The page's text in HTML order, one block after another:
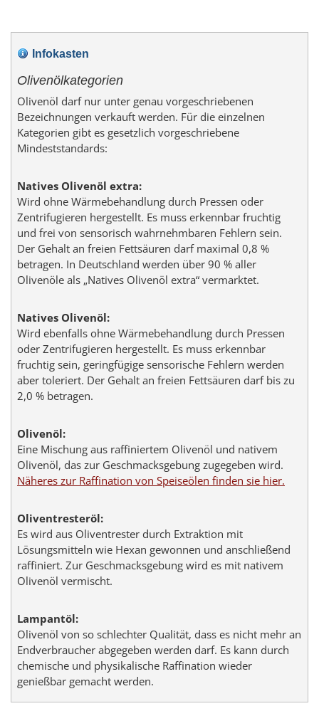
Infokasten
Olivenölkategorien
Olivenöl darf nur unter genau vorgeschriebenen
Bezeichnungen verkauft werden. Für die einzelnen
Kategorien gibt es gesetzlich vorgeschriebene
Mindeststandards:
Natives Olivenöl extra:
Wird ohne Wärmebehandlung durch Pressen oder
Zentrifugieren hergestellt. Es muss erkennbar fruchtig
und frei von sensorisch wahrnehmbaren Fehlern sein.
Der Gehalt an freien Fettsäuren darf maximal 0,8 %
betragen. In Deutschland werden über 90 % aller
Olivenöle als „Natives Olivenöl extra“ vermarktet.
Natives Olivenöl:
Wird ebenfalls ohne Wärmebehandlung durch Pressen
oder Zentrifugieren hergestellt. Es muss erkennbar
fruchtig sein, geringfügige sensorische Fehlern werden
aber toleriert. Der Gehalt an freien Fettsäuren darf bis zu
2,0 % betragen.
Olivenöl:
Eine Mischung aus raffiniertem Olivenöl und nativem
Olivenöl, das zur Geschmacksgebung zugegeben wird.
Näheres zur Raffination von Speiseölen finden sie hier.
Oliventresteröl:
Es wird aus Oliventrester durch Extraktion mit
Lösungsmitteln wie Hexan gewonnen und anschließend
raffiniert. Zur Geschmacksgebung wird es mit nativem
Olivenöl vermischt.
Lampantöl:
Olivenöl von so schlechter Qualität, dass es nicht mehr an
Endverbraucher abgegeben werden darf. Es kann durch
chemische und physikalische Raffination wieder
genießbar gemacht werden.